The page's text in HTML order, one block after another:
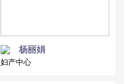
杨丽娟
妇产中心